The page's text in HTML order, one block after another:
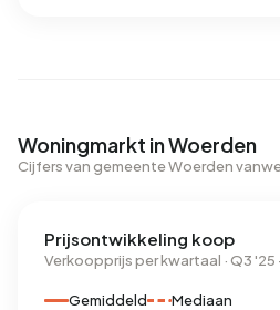
Woningmarkt in Woerden
Cijfers van gemeente Woerden
Prijsontwikkeling koop
Verkoopprijs per kwartaal · Q3 '25
Gemiddeld Mediaan